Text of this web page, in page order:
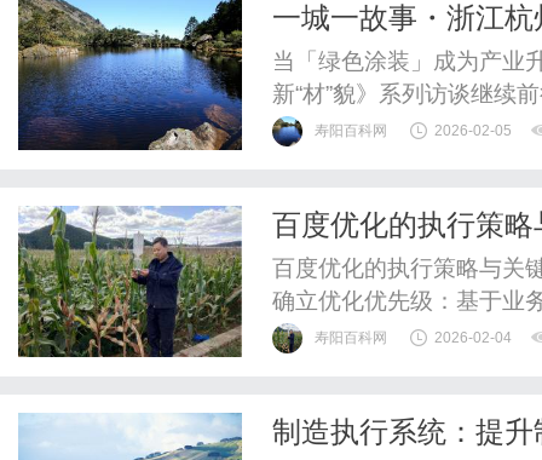
次开发，包括开发环境、
一城一故事・浙江
影美学」
当「绿色涂装」成为产业
新“材”貌》系列访谈继续
造近30年的金固轮毂，看
寿阳百科网 2026-02-05
百度优化的执行策
百度优化的执行策略与关
确立优化优先级：基于业
顺序与资源分配。实施结
配：采用响应式设计，确...
寿阳百科网 2026-02-04
制造执行系统：提